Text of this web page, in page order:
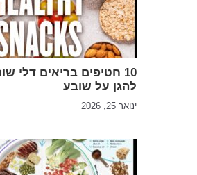
10 חטיפים בריאים דלי
להגן על שובע
ינואר 25, 2026